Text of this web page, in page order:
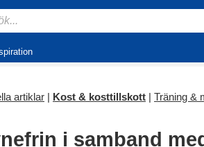
artiklar | Kost & kosttillskott | Träning &
i samband